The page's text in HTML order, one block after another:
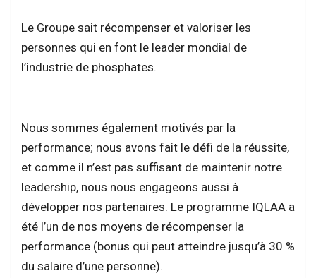
Le Groupe sait récompenser et valoriser les
personnes qui en font le leader mondial de
l’industrie de phosphates.
Nous sommes également motivés par la
performance; nous avons fait le défi de la réussite,
et comme il n’est pas suffisant de maintenir notre
leadership, nous nous engageons aussi à
développer nos partenaires. Le programme IQLAA a
été l’un de nos moyens de récompenser la
performance (bonus qui peut atteindre jusqu’à 30 %
du salaire d’une personne).